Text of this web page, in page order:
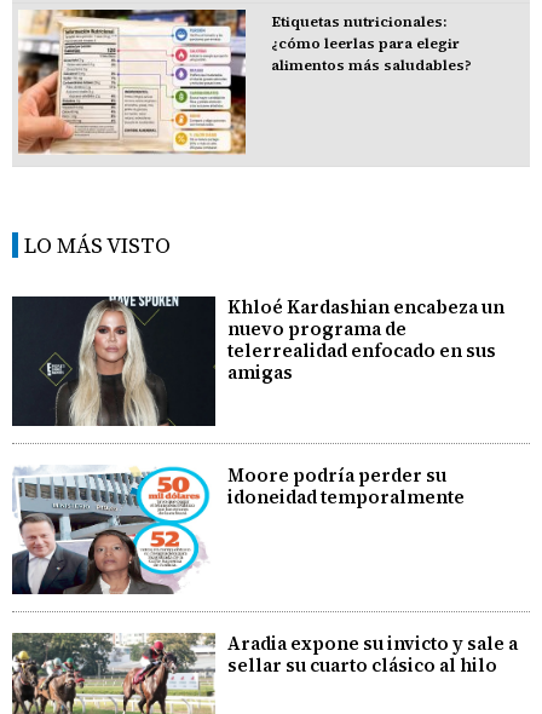
Etiquetas nutricionales:
¿cómo leerlas para elegir
alimentos más saludables?
LO MÁS VISTO
Khloé Kardashian encabeza un
nuevo programa de
telerrealidad enfocado en sus
amigas
Moore podría perder su
idoneidad temporalmente
Aradia expone su invicto y sale a
sellar su cuarto clásico al hilo